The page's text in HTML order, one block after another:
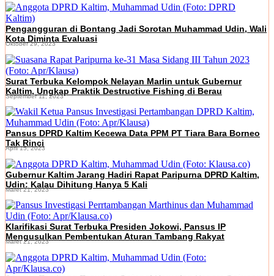
Pengangguran di Bontang Jadi Sorotan Muhammad Udin, Wali
Kota Diminta Evaluasi
Oktober 29, 2023
Surat Terbuka Kelompok Nelayan Marlin untuk Gubernur
Kaltim, Ungkap Praktik Destructive Fishing di Berau
September 11, 2023
Pansus DPRD Kaltim Kecewa Data PPM PT Tiara Bara Borneo
Tak Rinci
April 15, 2023
Gubernur Kaltim Jarang Hadiri Rapat Paripurna DPRD Kaltim,
Udin: Kalau Dihitung Hanya 5 Kali
Maret 21, 2023
Klarifikasi Surat Terbuka Presiden Jokowi, Pansus IP
Mengusulkan Pembentukan Aturan Tambang Rakyat
Maret 21, 2023